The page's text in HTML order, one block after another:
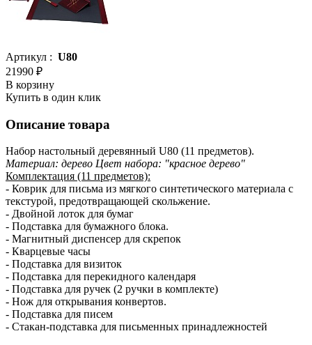
Артикул : U80
21990 ₽
В корзину
Купить в один клик
Описание товара
Набор настольный деревянный U80 (11 предметов).
Материал: дерево Цвет набора: "красное дерево"
Комплектация (11 предметов):
- Коврик для письма из мягкого синтетического материала с
текстурой, предотвращающей скольжение.
- Двойной лоток для бумаг
- Подставка для бумажного блока.
- Магнитный диспенсер для скрепок
- Кварцевые часы
- Подставка для визиток
- Подставка для перекидного календаря
- Подставка для ручек (2 ручки в комплекте)
- Нож для открывания конвертов.
- Подставка для писем
- Стакан-подставка для письменных принадлежностей